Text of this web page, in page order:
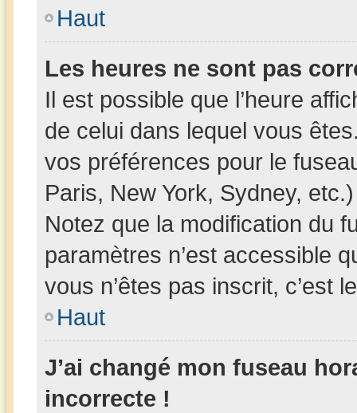
Haut
Les heures ne sont pas
Il est possible que l’heure
de celui dans lequel vous
vos préférences pour le
Paris, New York, Sydney,
Notez que la modification du
paramètres n’est accessible
vous n’êtes pas inscrit, c’est
Haut
J’ai changé mon fuseau
incorrecte !